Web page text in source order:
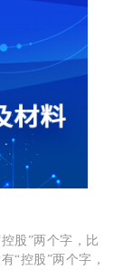
股”两个字，比
“控股”两个字，